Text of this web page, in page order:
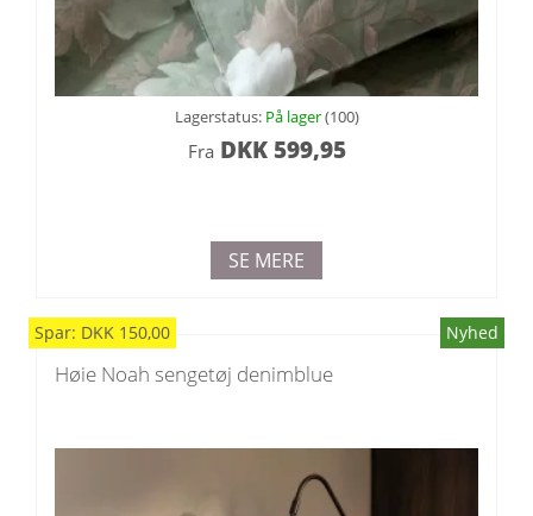
Lagerstatus: På lager(100)
Fra DKK599,95
SE MERE
Spar: DKK 150,00 Nyhed
Høie Noah sengetøj denimblue